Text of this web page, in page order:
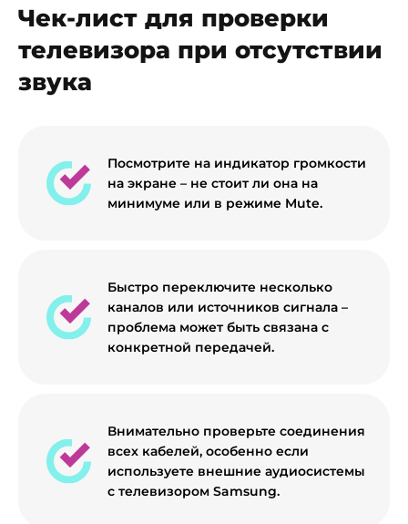
Чек-лист для проверки
телевизора при отсутствии
звука
Посмотрите на индикатор громкости
на экране – не стоит ли она на
минимуме или в режиме Mute.
Быстро переключите несколько
каналов или источников сигнала –
проблема может быть связана с
конкретной передачей.
Внимательно проверьте соединения
всех кабелей, особенно если
используете внешние аудиосистемы
с телевизором Samsung.